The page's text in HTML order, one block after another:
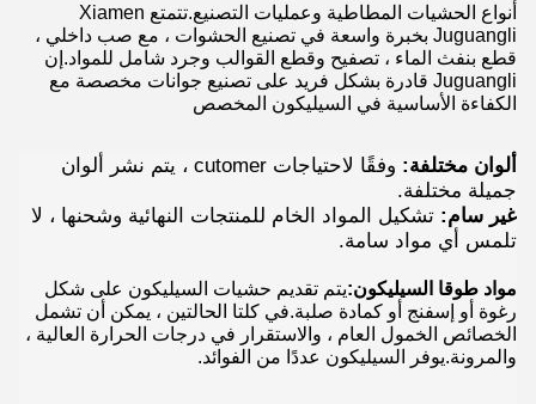
أنواع الحشيات المطاطية وعمليات التصنيع.تتمتع Xiamen
Juguangli بخبرة واسعة في تصنيع الحشوات ، مع صب داخلي ،
قطع بنفث الماء ، تصفيح وقطع القوالب وجرد شامل للمواد.إن
Juguangli قادرة بشكل فريد على تصنيع جوانات مخصصة مع
الكفاءة الأساسية في السيليكون المخصص
ألوان مختلفة:
وفقًا لاحتياجات cutomer ، يتم نشر ألوان
جميلة مختلفة.
غير سام: تشكيل المواد الخام للمنتجات النهائية وشحنها ، لا
تلمس أي مواد سامة.
مواد طوقا السيليكون:يتم تقديم حشيات السيليكون على شكل
رغوة أو إسفنج أو كمادة صلبة.في كلتا الحالتين ، يمكن أن تشمل
الخصائص الخمول العام ، والاستقرار في درجات الحرارة العالية ،
والمرونة.يوفر السيليكون عددًا من الفوائد.